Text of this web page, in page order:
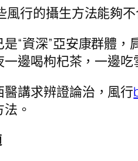
行的攝生方法能夠
“資深”亞安康群體
邊喝枸杞茶，一邊
講求辨證論治，風行
。